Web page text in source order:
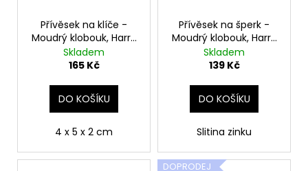
Přívěsek na klíče -
Moudrý klobouk, Harry
Potter
Skladem
165 Kč
DO KOŠÍKU
4 x 5 x 2 cm
Přívěsek na šperk -
Moudrý klobouk, Harry
Potter
Skladem
139 Kč
DO KOŠÍKU
Slitina zinku
DOPRODEJ